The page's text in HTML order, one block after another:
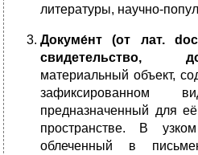
литературы, научно-
Докуме́нт (от лат.
свидетельство,
материальный объект,
зафиксированном
предназначенный для
пространстве. В
облеченный в